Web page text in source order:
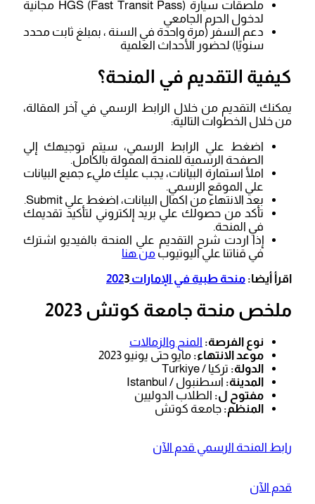
ملصقات سيارة HGS (Fast Transit Pass) مجانية
لدخول الحرم الجامعي
دعم السفر (مرة واحدة في السنة ، بمبلغ ثابت محدد
سنويًا) لحضور الأحداث العلمية
كيفية التقديم في المنحة؟
يمكنك التقديم من خلال الرابط الرسمي في آخر المقالة،
من خلال الخطوات التالية:
اضغط علي الرابط الرسمي، سيتم توجيهك إلي
الصفحة الرسمية للمنحة الممولة بالكامل.
املأ استمارة البيانات، يجب عليك مليء جميع البيانات
علي الموقع الرسمي.
بعد الانتهاء من اكمال البيانات، اضغط علي Submit.
تأكد من حصولك علي بريد إلكتروني لتأكيد تقديمك
في المنحة.
إذا اردت شرح التقديم علي المنحة بالفيديو اشترك
في قناتنا علي اليوتيوب من هنا
اقرأ أيضا: منحة طبية في الإمارات 202 3
ملخص منحة جامعة كوتش 2023
نوع الفرصة: المنح والزمالات
موعد الانتهاء: مايو حتى يونيو 2023
الدولة: تركيا / Turkiye
المدينة: اسطنبول / Istanbul
مفتوح ل: الطلاب الدوليين
المنظم: جامعة كوتش
رابط المنحة الرسمي قدم الآن
قدم الآن